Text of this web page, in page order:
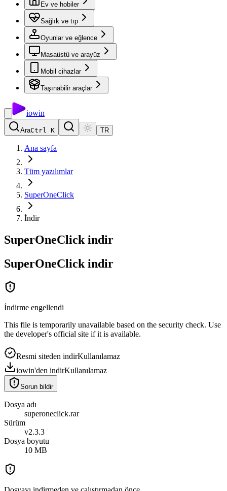
Ev ve hobiler
Sağlık ve tıp
Oyunlar ve eğlence
Masaüstü ve arayüz
Mobil cihazlar
Taşınabilir araçlar
iowin
AraCtrl K TR
Ana sayfa
Tüm yazılımlar
SuperOneClick
İndir
SuperOneClick indir
SuperOneClick indir
İndirme engellendi
This file is temporarily unavailable based on the security check. Use
the developer's official site if it is available.
Resmi siteden indirKullanılamaz
iowin'den indirKullanılamaz
Sorun bildir
Dosya adı
superoneclick.rar
Sürüm
v2.3.3
Dosya boyutu
10 MB